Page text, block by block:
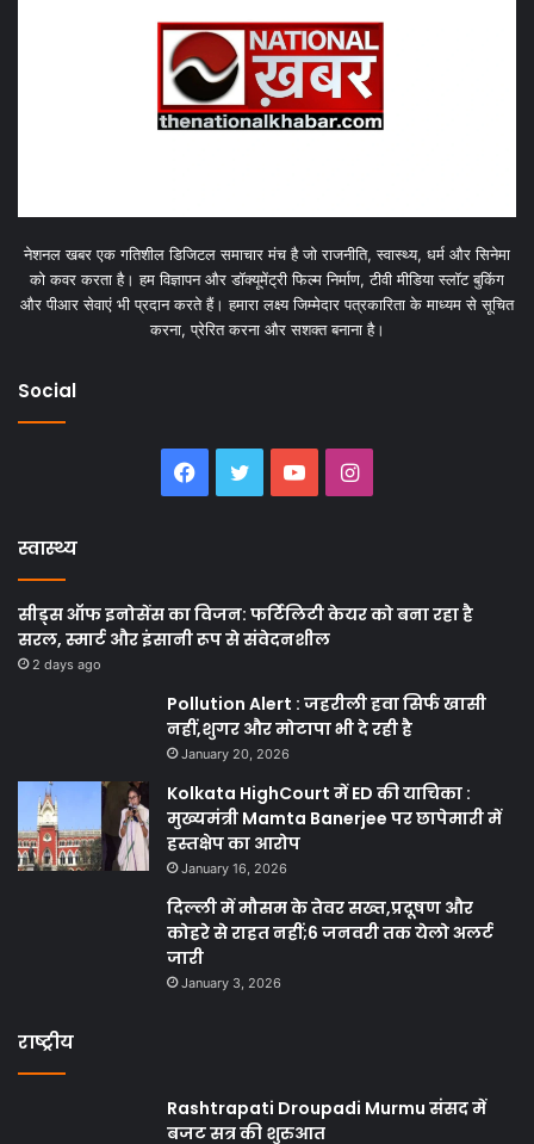
नेशनल खबर एक गतिशील डिजिटल समाचार मंच है जो राजनीति, स्वास्थ्य, धर्म और सिनेमा
को कवर करता है। हम विज्ञापन और डॉक्यूमेंट्री फिल्म निर्माण, टीवी मीडिया स्लॉट बुकिंग
और पीआर सेवाएं भी प्रदान करते हैं। हमारा लक्ष्य जिम्मेदार पत्रकारिता के माध्यम से सूचित
करना, प्रेरित करना और सशक्त बनाना है।
Social
Facebook
TwitterYouTubeInstagram
स्वास्थ्य
सीड्स ऑफ इनोसेंस का विजन: फर्टिलिटी केयर को बना रहा है
सरल, स्मार्ट और इंसानी रूप से संवेदनशील
2 days ago
Pollution Alert : जहरीली हवा सिर्फ खासी
नहीं,शुगर और मोटापा भी दे रही है
January 20, 2026
Kolkata HighCourt में ED की याचिका :
मुख्यमंत्री Mamta Banerjee पर छापेमारी में
हस्तक्षेप का आरोप
January 16, 2026
दिल्ली में मौसम के तेवर सख्त,प्रदूषण और
कोहरे से राहत नहीं;6 जनवरी तक येलो अलर्ट
जारी
January 3, 2026
राष्ट्रीय
Rashtrapati Droupadi Murmu संसद में
बजट सत्र की शुरुआत